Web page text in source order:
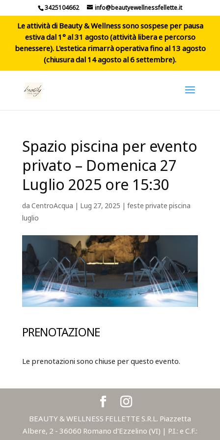
3425104662 info@beautyewellnessfellette.it
Le attività di Beauty & Wellness sono sospese per pausa
estiva dal 1° al 31 agosto (attività libera e percorso
benessere). L'estetica rimarrà operativa fino al 13 agosto
(chiusura dal 14 agosto al 6 settembre).
Spazio piscina per evento
privato – Domenica 27
Luglio 2025 ore 15:30
daCentroAcqua | Lug 27, 2025 | feste private piscina
luglio
PRENOTAZIONE
Le prenotazioni sono chiuse per questo evento.
BEAUTY & WELLNESS FELLETTE S.R.L. Piazzetta
Albere, 2 - 36060 Romano d'Ezzelino (VI) | P.I.: e C.F.: